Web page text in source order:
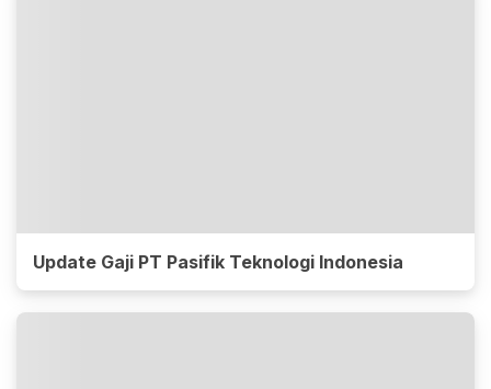
Update Gaji PT Pasifik Teknologi Indonesia